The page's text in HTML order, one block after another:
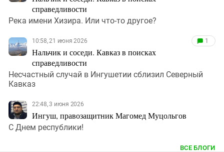
справедливости
Река имени Хизира. Или что-то другое?
10:58, 21 июня 2026
Нальчик и соседи. Кавказ в поисках
справедливости
1
Несчастный случай в Ингушетии сблизил Северный
Кавказ
22:48, 3 июня 2026
Ингуш, правозащитник Магомед Муцольгов
С Днем республики!
ВСЕ БЛОГИ